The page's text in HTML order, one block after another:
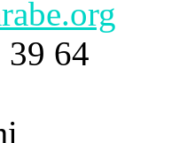
39 64